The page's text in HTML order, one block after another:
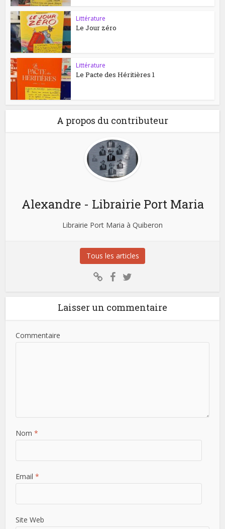
Littérature
Le Jour zéro
Littérature
Le Pacte des Héritières 1
A propos du contributeur
Alexandre - Librairie Port Maria
Librairie Port Maria à Quiberon
Tous les articles
Laisser un commentaire
Commentaire
Nom *
Email *
Site Web